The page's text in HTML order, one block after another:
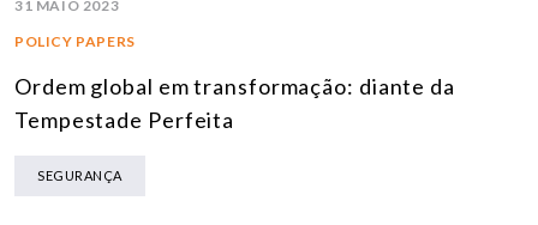
31 MAIO 2023
POLICY PAPERS
Ordem global em transformação: diante da
Tempestade Perfeita
SEGURANÇA